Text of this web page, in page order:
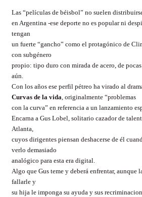
Las “películas de béisbol” no suelen
en Argentina -ese deporte no es popular ni
tengan
un fuerte “gancho” como el protagónico de
con subgénero
propio: tipo duro con mirada de acero, de
aún.
Con los años ese perfil pétreo ha virado al
Curvas de la vida, originalmente “problemas
con la curva” en referencia a un lanzamiento
Encarna a Gus Lobel, solitario cazador de
Atlanta,
cuyos dirigentes piensan deshacerse de él
verlo demasiado
analógico para esta era digital.
Algo que Gus teme y deberá enfrentar, aunque
fallarle y
su hija le imponga su ayuda y sus